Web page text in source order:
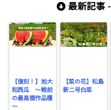
最新記事 -
【復刻！】旭大
和西瓜 ～戦前
の最高傑作品種
～
【菜の花】松島
新二号白菜